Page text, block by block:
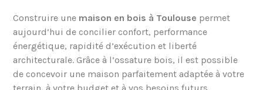
Construire une maison en bois à Toulouse permet
aujourd’hui de concilier confort, performance
énergétique, rapidité d’exécution et liberté
architecturale. Grâce à l’ossature bois, il est possible
de concevoir une maison parfaitement adaptée à votre